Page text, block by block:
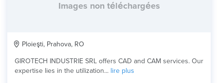
Images non téléchargées
Ploieşti, Prahova, RO
GIROTECH INDUSTRIE SRL offers CAD and CAM services. Our
expertise lies in the utilization... lire plus